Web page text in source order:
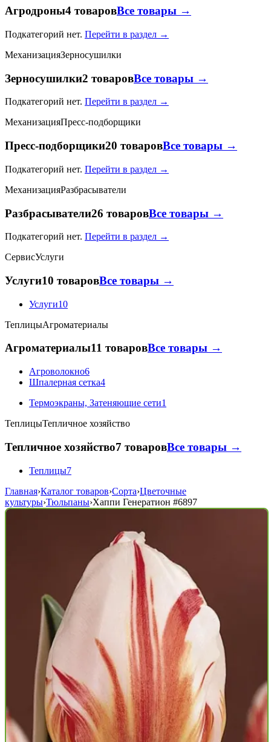
Агродроны4 товаровВсе товары →
Подкатегорий нет. Перейти в раздел →
МеханизацияЗерносушилки
Зерносушилки2 товаровВсе товары →
Подкатегорий нет. Перейти в раздел →
МеханизацияПресс-подборщики
Пресс-подборщики20 товаровВсе товары →
Подкатегорий нет. Перейти в раздел →
МеханизацияРазбрасыватели
Разбрасыватели26 товаровВсе товары →
Подкатегорий нет. Перейти в раздел →
СервисУслуги
Услуги10 товаровВсе товары →
Услуги10
ТеплицыАгроматериалы
Агроматериалы11 товаровВсе товары →
Агроволокно6
Шпалерная сетка4
Термоэкраны, Затеняющие сети1
ТеплицыТепличное хозяйство
Тепличное хозяйство7 товаровВсе товары →
Теплицы7
Главная›Каталог товаров›Сорта›Цветочные
культуры›Тюльпаны›Хаппи Генератион #6897